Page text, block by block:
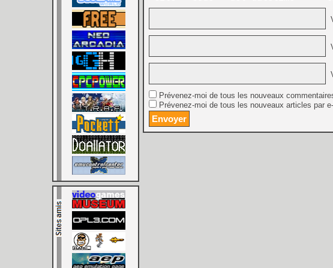
Prévenez-moi de tous les nouveaux
Prévenez-moi de tous les nouveaux articles par